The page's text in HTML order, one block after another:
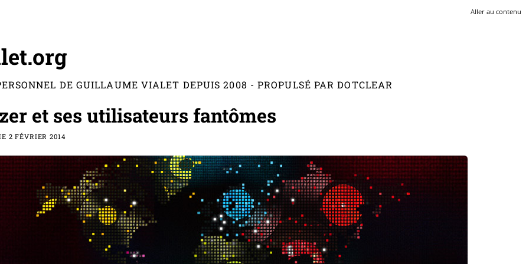
Aller au contenu
DE GUILLAUME VIALET DEPUIS 2008 - PROPULSÉ PAR DOTCLEAR
et ses utilisateurs fantômes
2 FÉVRIER 2014